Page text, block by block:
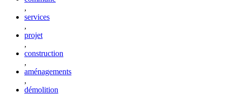
,
services
,
projet
,
construction
,
aménagements
,
démolition